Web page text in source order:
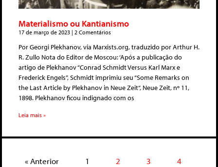
Materialismo ou Kantianismo
17 de março de 2023 2 Comentários
Por Georgi Plekhanov, via Marxists.org, traduzido por Arthur H.
R. Zullo Nota do Editor de Moscou: ‘Após a publicação do
artigo de Plekhanov “Conrad Schmidt Versus Karl Marx e
Frederick Engels”, Schmidt imprimiu seu “Some Remarks on
the Last Article by Plekhanov in Neue Zeit“, Neue Zeit, nº 11,
1898. Plekhanov ficou indignado com os
Leia mais »
« Anterior 1 2 3
4